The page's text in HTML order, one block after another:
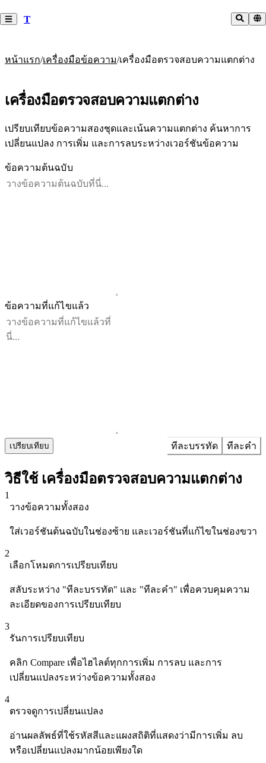
T
หน้าแรก/เครื่องมือข้อความ/เครื่องมือตรวจสอบความแตกต่าง
เครื่องมือตรวจสอบความแตกต่าง
เปรียบเทียบข้อความสองชุดและเน้นความแตกต่าง ค้นหาการ
เปลี่ยนแปลง การเพิ่ม และการลบระหว่างเวอร์ชันข้อความ
ข้อความต้นฉบับ
ข้อความที่แก้ไขแล้ว
เปรียบเทียบ ทีละบรรทัด ทีละคำ
วิธีใช้ เครื่องมือตรวจสอบความแตกต่าง
1
วางข้อความทั้งสอง
ใส่เวอร์ชันต้นฉบับในช่องซ้าย และเวอร์ชันที่แก้ไขในช่องขวา
2
เลือกโหมดการเปรียบเทียบ
สลับระหว่าง "ทีละบรรทัด" และ "ทีละคำ" เพื่อควบคุมความ
ละเอียดของการเปรียบเทียบ
3
รันการเปรียบเทียบ
คลิก Compare เพื่อไฮไลต์ทุกการเพิ่ม การลบ และการ
เปลี่ยนแปลงระหว่างข้อความทั้งสอง
4
ตรวจดูการเปลี่ยนแปลง
อ่านผลลัพธ์ที่ใช้รหัสสีและแผงสถิติที่แสดงว่ามีการเพิ่ม ลบ
หรือเปลี่ยนแปลงมากน้อยเพียงใด